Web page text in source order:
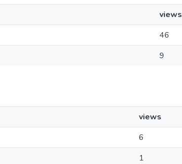
views
46
9
views
6
1